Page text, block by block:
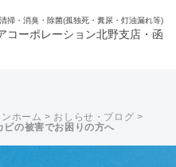
掃・消臭・除菌(孤独死・糞尿・灯油漏れ等)
コーポレーション
> おしらせ・ブログ >
ビの被害でお困りの方へ